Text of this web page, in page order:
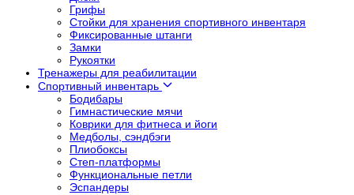
Грифы
Стойки для хранения спортивного инвентаря
Фиксированные штанги
Замки
Рукоятки
Тренажеры для реабилитации
Спортивный инвентарь
Бодибары
Гимнастические мячи
Коврики для фитнеса и йоги
Медболы, сэндбэги
Плиобоксы
Степ-платформы
Функциональные петли
Эспандеры